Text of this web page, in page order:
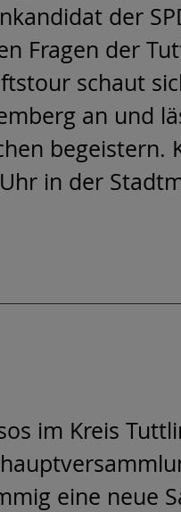
der
Fragen der
schaut
an und
begeistern.
in der
im Kreis
eine neue